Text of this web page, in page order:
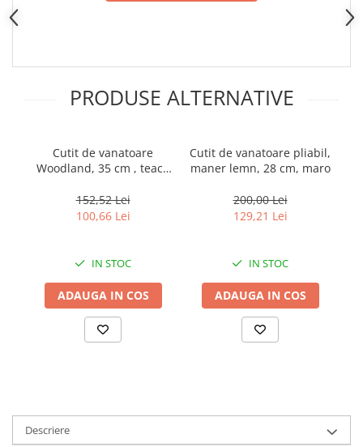
Mori cereale si furaje
Baterii telefoane
Baterii si acumulatori
Cantare electronice comerciale
Casti audio telefoane
Masini de gaurit si insurubat
INSTRUMENTE MUZICALE
Accesorii vioara-viola
Chitare clasice
Viori
PRODUSE ALTERNATIVE
Cutit de vanatoare
Woodland, 35 cm , teaca
152,52 Lei
100,66 Lei
IN STOC
ADAUGA IN COS
Cutit de vanatoare pliabil,
maner lemn, 28 cm, maro
200,00 Lei
129,21 Lei
IN STOC
ADAUGA IN COS
Descriere